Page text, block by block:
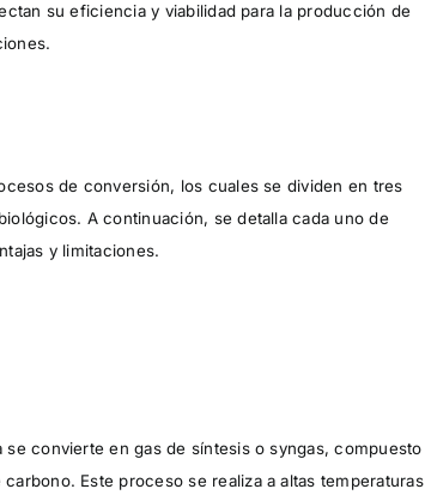
su eficiencia y viabilidad para la producción de
de conversión, los cuales se dividen en tres
A continuación, se detalla cada uno de
y limitaciones.
convierte en gas de síntesis o syngas, compuesto
Este proceso se realiza a altas temperaturas